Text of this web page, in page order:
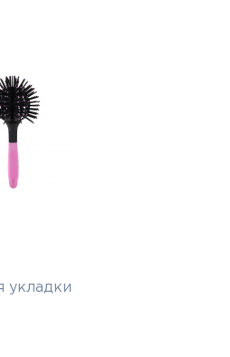
укладки